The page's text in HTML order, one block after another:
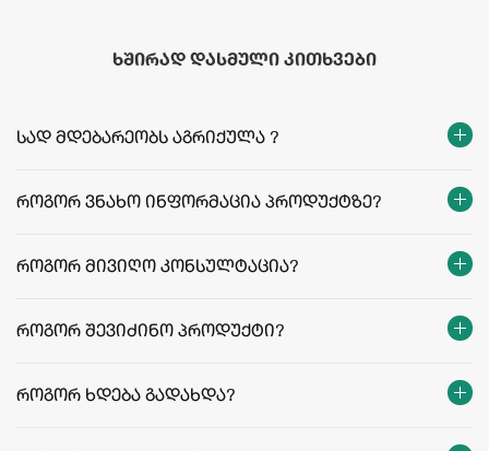
ხშირად დასმული კითხვები
სად მდებარეობს აგრიქულა ?
როგორ ვნახო ინფორმაცია პროდუქტზე?
როგორ მივიღო კონსულტაცია?
როგორ შევიძინო პროდუქტი?
როგორ ხდება გადახდა?